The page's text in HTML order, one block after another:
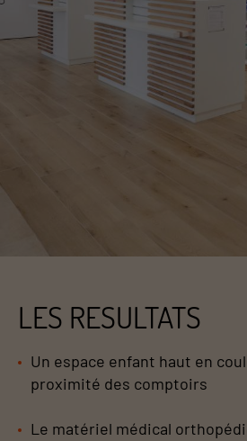
LES RESULTATS
Un espace enfant haut en
proximité des comptoirs
Le matériel médical